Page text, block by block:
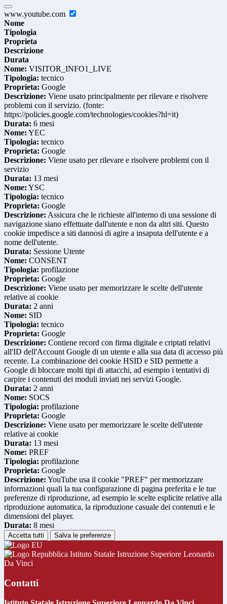
www.youtube.com
Nome
Tipologia
Proprieta
Descrizione
Durata
Nome: VISITOR_INFO1_LIVE
Tipologia: tecnico
Proprieta: Google
Descrizione: Viene usato principalmente per rilevare e risolvere
problemi con il servizio. (fonte:
https://policies.google.com/technologies/cookies?hl=it)
Durata: 6 mesi
Nome: YEC
Tipologia: tecnico
Proprieta: Google
Descrizione: Viene usato per rilevare e risolvere problemi con il
servizio
Durata: 13 mesi
Nome: YSC
Tipologia: tecnico
Proprieta: Google
Descrizione: Assicura che le richieste all'interno di una sessione di
navigazione siano effettuate dall'utente e non da altri siti. Questo
cookie impedisce a siti dannosi di agire a insaputa dell'utente e a
nome dell'utente.
Durata: Sessione Utente
Nome: CONSENT
Tipologia: profilazione
Proprieta: Google
Descrizione: Viene usato per memorizzare le scelte dell'utente
relative ai cookie
Durata: 2 anni
Nome: SID
Tipologia: tecnico
Proprieta: Google
Descrizione: Contiene record con firma digitale e criptati relativi
all'ID dell'Account Google di un utente e alla sua data di accesso più
recente. La combinazione dei cookie HSID e SID permette a
Google di bloccare molti tipi di attacchi, ad esempio i tentativi di
carpire i contenuti dei moduli inviati nei servizi Google.
Durata: 2 anni
Nome: SOCS
Tipologia: profilazione
Proprieta: Google
Descrizione: Viene usato per memorizzare le scelte dell'utente
relative ai cookie
Durata: 13 mesi
Nome: PREF
Tipologia: profilazione
Proprieta: Google
Descrizione: YouTube usa il cookie "PREF" per memorizzare
informazioni quali la tua configurazione di pagina preferita e le tue
preferenze di riproduzione, ad esempio le scelte esplicite relative alla
riproduzione automatica, la riproduzione casuale dei contenuti e le
dimensioni del player.
Durata: 8 mesi
Accetta tutti Salva le preferenze
Istituto Statale Istruzione Superiore Leonardo
Da Vinci
Contatti